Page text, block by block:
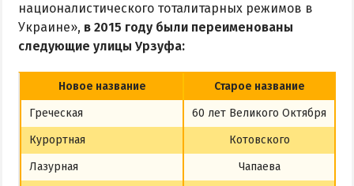
националистического тоталитарных режимов в
Украине», в 2015 году были переименованы
следующие улицы Урзуфа:
Новое название
Старое название
Греческая
60 лет Великого Октября
Курортная
Котовского
Лазурная
Чапаева